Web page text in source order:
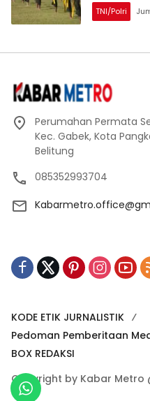
TNI/Polri
Perumahan Permata
Kec. Gabek, Kota
Belitung
085352993704
KODE ETIK JURNALISTIK
Pedoman Pemberitaan
BOX REDAKSI
Copyright by Kabar Metro